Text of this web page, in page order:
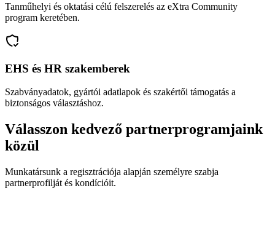
Tanműhelyi és oktatási célú felszerelés az eXtra Community
program keretében.
EHS és HR szakemberek
Szabványadatok, gyártói adatlapok és szakértői támogatás a
biztonságos választáshoz.
Válasszon kedvező partnerprogramjaink
közül
Munkatársunk a regisztrációja alapján személyre szabja
partnerprofilját és kondícióit.